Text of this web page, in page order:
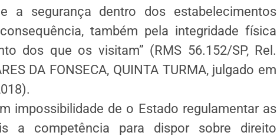
a segurança dentro dos estabelecimentos
também pela integridade física
dos que os visitam” (RMS 56.152/SP, Rel.
DA FONSECA, QUINTA TURMA, julgado em
impossibilidade de o Estado regulamentar as
a competência para dispor sobre direito